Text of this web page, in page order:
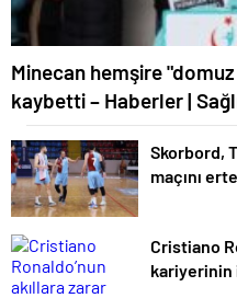
Minecan hemşire
kaybetti – Haberler |
Skorbord,
maçını
Cristiano
kariyerinin